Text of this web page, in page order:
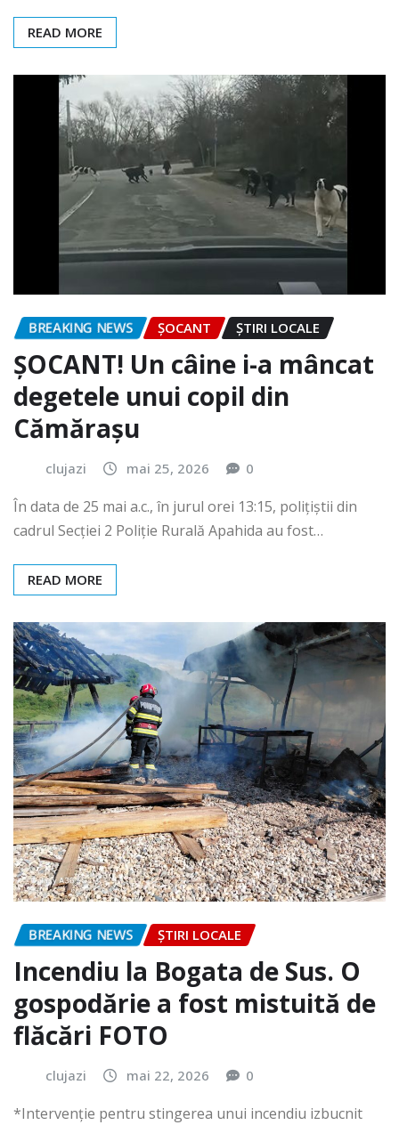
READ MORE
BREAKING NEWS ȘOCANT ȘTIRI LOCALE
ȘOCANT! Un câine i-a mâncat
degetele unui copil din
Cămărașu
clujazi mai 25, 2026 0
În data de 25 mai a.c., în jurul orei 13:15, polițiștii din
cadrul Secției 2 Poliție Rurală Apahida au fost…
READ MORE
BREAKING NEWS ȘTIRI LOCALE
Incendiu la Bogata de Sus. O
gospodărie a fost mistuită de
flăcări FOTO
clujazi mai 22, 2026 0
*Intervenție pentru stingerea unui incendiu izbucnit